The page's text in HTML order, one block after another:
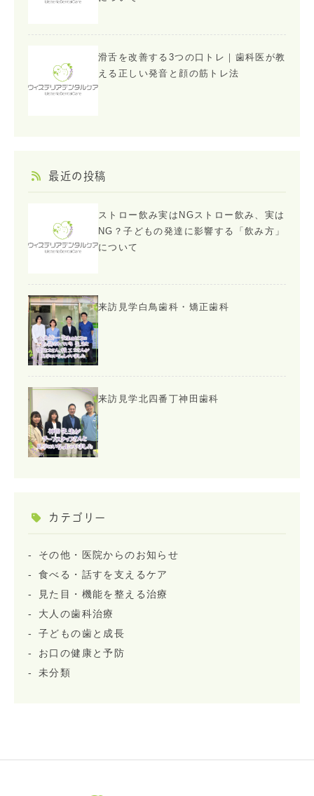
滑舌を改善する3つの口トレ｜歯科医が教
える正しい発音と顔の筋トレ法
最近の投稿
ストロー飲み実はNGストロー飲み、実は
NG？子どもの発達に影響する「飲み方」
について
来訪見学白鳥歯科・矯正歯科
来訪見学北四番丁神田歯科
カテゴリー
その他・医院からのお知らせ
食べる・話すを支えるケア
見た目・機能を整える治療
大人の歯科治療
子どもの歯と成長
お口の健康と予防
未分類